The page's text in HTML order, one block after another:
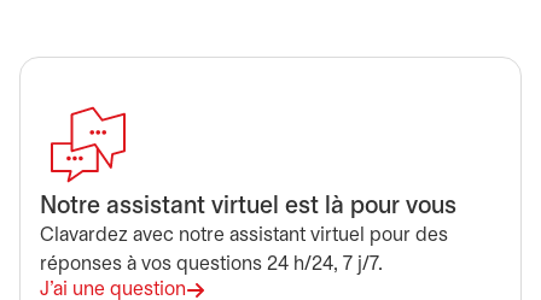
Notre assistant virtuel est là pour vous
Clavardez avec notre assistant virtuel pour des
réponses à vos questions 24 h/24, 7 j/7.
J'ai une question